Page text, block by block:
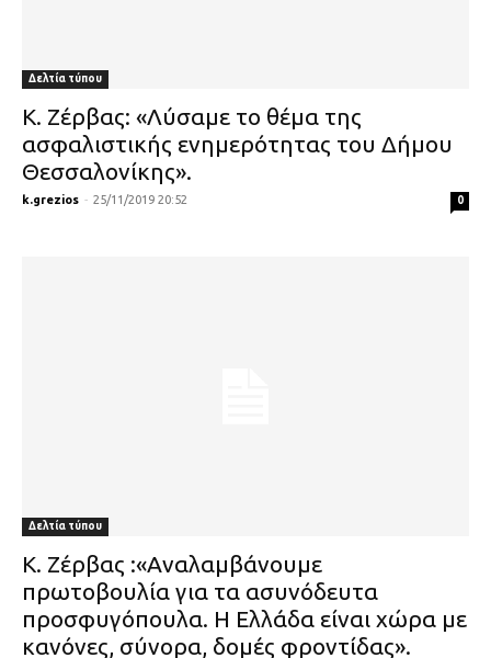
Δελτία τύπου
Κ. Ζέρβας: «Λύσαμε το θέμα της
ασφαλιστικής ενημερότητας του Δήμου
Θεσσαλονίκης».
k.grezios - 25/11/2019 20:52 0
Δελτία τύπου
Κ. Ζέρβας :«Αναλαμβάνουμε
πρωτοβουλία για τα ασυνόδευτα
προσφυγόπουλα. Η Ελλάδα είναι χώρα με
κανόνες, σύνορα, δομές φροντίδας».